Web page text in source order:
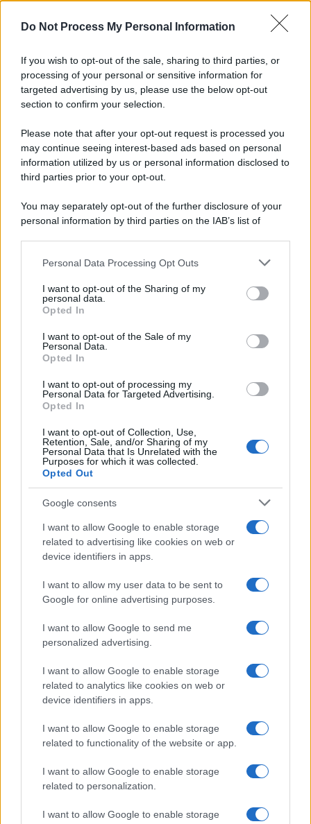
Do Not Process My Personal Information
If you wish to opt-out of the sale, sharing to third parties, or
processing of your personal or sensitive information for
targeted advertising by us, please use the below opt-out
section to confirm your selection.
Please note that after your opt-out request is processed you
may continue seeing interest-based ads based on personal
information utilized by us or personal information disclosed to
third parties prior to your opt-out.
You may separately opt-out of the further disclosure of your
personal information by third parties on the IAB’s list of
This information may also be disclosed by us to third parties
disclose it to other third parties.
Please note that this website/app uses one or more Google
services and may gather and store information including but
not limited to your visit or usage behaviour. You may click to
grant or deny consent to Google and its third-party tags to
consent section.
Personal Data Processing Opt Outs
I want to opt-out of the Sharing of my
personal data.
Opted In
I want to opt-out of the Sale of my
Personal Data.
Opted In
I want to opt-out of processing my
Personal Data for Targeted Advertising.
Opted In
I want to opt-out of Collection, Use,
Retention, Sale, and/or Sharing of my
Personal Data that Is Unrelated with the
Purposes for which it was collected.
Opted Out
Google consents
I want to allow Google to enable storage
related to advertising like cookies on web or
device identifiers in apps.
I want to allow my user data to be sent to
Google for online advertising purposes.
I want to allow Google to send me
personalized advertising.
I want to allow Google to enable storage
related to analytics like cookies on web or
device identifiers in apps.
I want to allow Google to enable storage
related to functionality of the website or app.
I want to allow Google to enable storage
related to personalization.
I want to allow Google to enable storage